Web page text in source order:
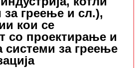
за греење и сл.),
кои се
со проектирање и
системи за греење